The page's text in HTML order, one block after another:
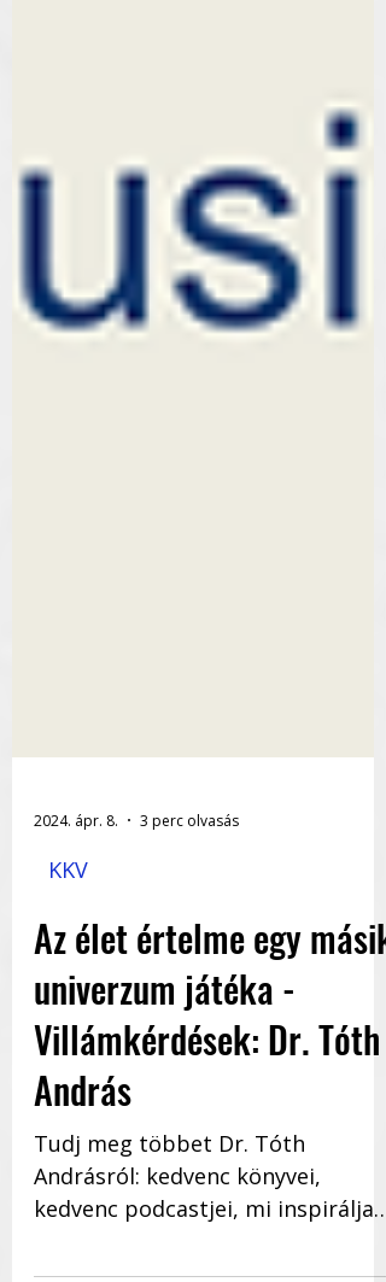
2024. ápr. 8.
KKV
Az élet értelme egy másik
univerzum játéka -
Villámkérdések: Dr. Tóth
András
Tudj meg többet Dr. Tóth
Andrásról: kedvenc könyvei,